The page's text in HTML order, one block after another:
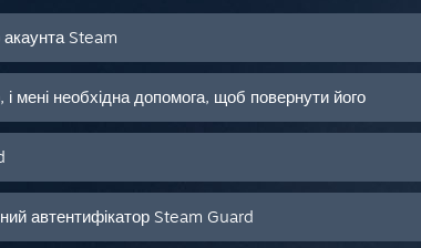
акаунта Steam
мені необхідна допомога, щоб повернути його
автентифікатор Steam Guard